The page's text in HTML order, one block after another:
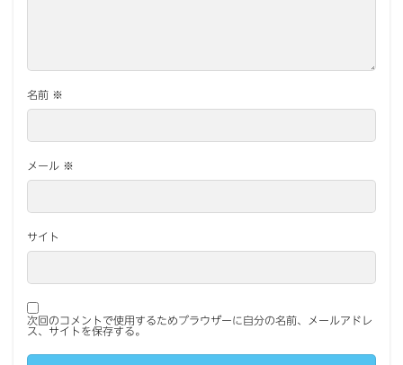
名前 ※
メール ※
サイト
次回のコメントで使用するためブラウザーに自分の名前、メールアドレ
ス、サイトを保存する。